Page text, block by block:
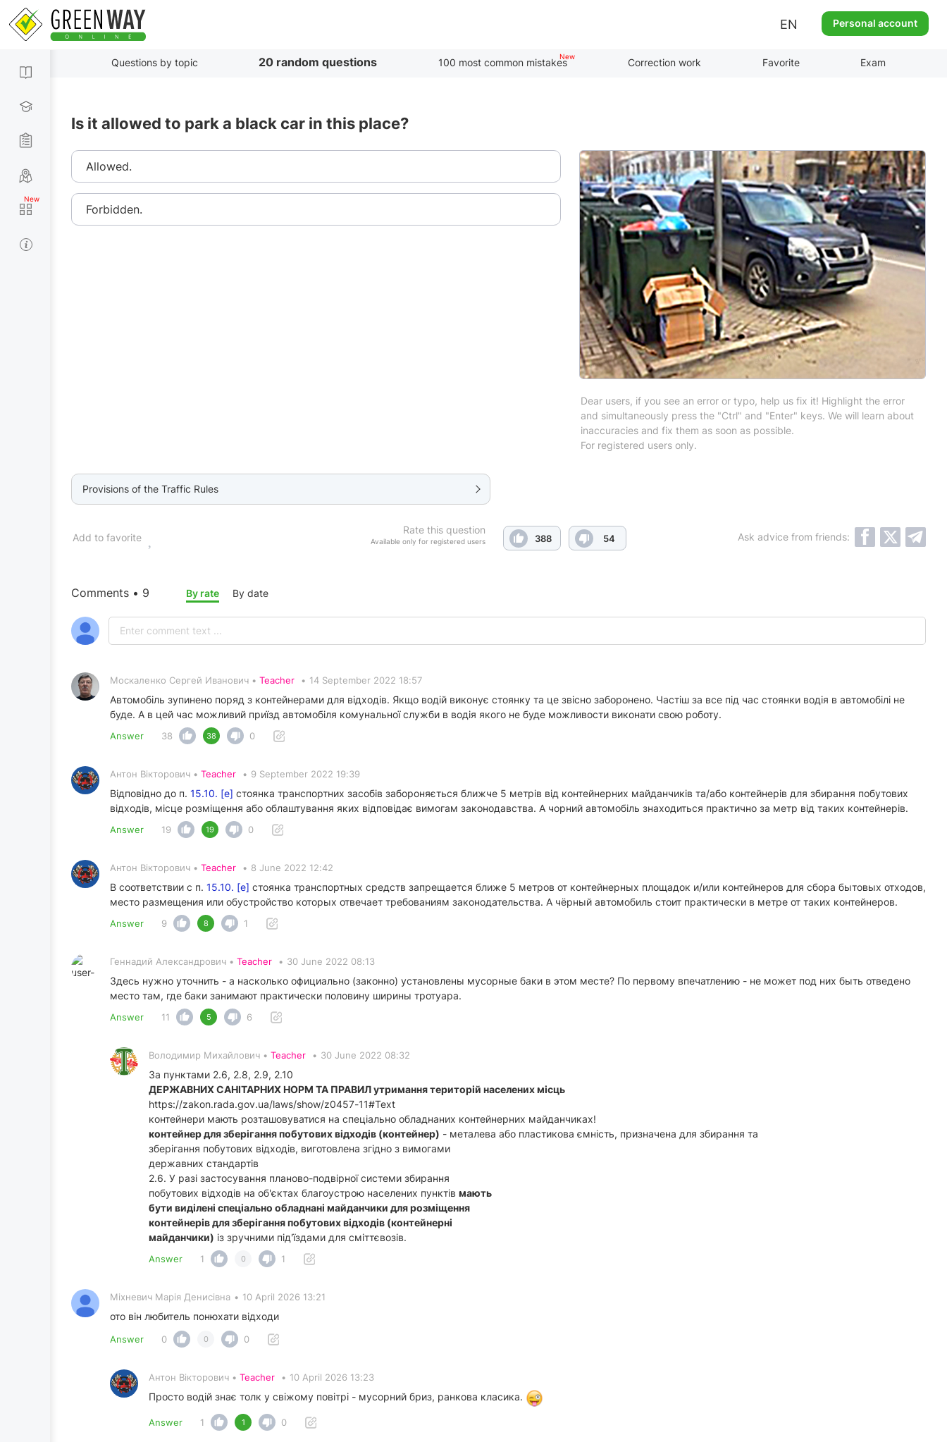
EN Personal account
Questions by topic 20 random questions 100 most common mistakes Correction work Favorite Exam
Is it allowed to park a black car in this place?
Allowed.
Forbidden.
Dear users, if you see an error or typo, help us fix it! Highlight the error
and simultaneously press the "Ctrl" and "Enter" keys. We will learn about
inaccuracies and fix them as soon as possible.
For registered users only.
Provisions of the Traffic Rules
Rate this question
Available only for registered users 388 54
Add to favorite Ask advice from friends:
Comments • 9 By rate By date
Москаленко Сергей Иванович • Teacher • 14 September 2022 18:57
Автомобіль зупинено поряд з контейнерами для відходів. Якщо водій виконує стоянку та це звісно заборонено. Частіш за все під час стоянки водія в автомобілі не
буде. А в цей час можливий приїзд автомобіля комунальної служби в водія якого не буде можливости виконати свою роботу.
Answer 38 38 0
Антон Вікторович • Teacher • 9 September 2022 19:39
Відповідно до п. 15.10. [е] стоянка транспортних засобів забороняється ближче 5 метрів від контейнерних майданчиків та/або контейнерів для збирання побутових
відходів, місце розміщення або облаштування яких відповідає вимогам законодавства. А чорний автомобіль знаходиться практично за метр від таких контейнерів.
Answer 19 19 0
Антон Вікторович • Teacher • 8 June 2022 12:42
В соответствии с п. 15.10. [е] стоянка транспортных средств запрещается ближе 5 метров от контейнерных площадок и/или контейнеров для сбора бытовых отходов,
место размещения или обустройство которых отвечает требованиям законодательства. А чёрный автомобиль стоит практически в метре от таких контейнеров.
Answer 9 8 1
Геннадий Александрович • Teacher • 30 June 2022 08:13
Здесь нужно уточнить - а насколько официально (законно) установлены мусорные баки в этом месте? По первому впечатлению - не может под них быть отведено
место там, где баки занимают практически половину ширины тротуара.
Answer 11 5 6
Володимир Михайлович • Teacher • 30 June 2022 08:32
За пунктами 2.6, 2.8, 2.9, 2.10
ДЕРЖАВНИХ САНІТАРНИХ НОРМ ТА ПРАВИЛ утримання територій населених місць
https://zakon.rada.gov.ua/laws/show/z0457-11#Text
контейнери мають розташовуватися на спеціально обладнаних контейнерних майданчиках!
контейнер для зберігання побутових відходів (контейнер) - металева або пластикова ємність, призначена для збирання та
зберігання побутових відходів, виготовлена згідно з вимогами
державних стандартів
2.6. У разі застосування планово-подвірної системи збирання
побутових відходів на об'єктах благоустрою населених пунктів мають
бути виділені спеціально обладнані майданчики для розміщення
контейнерів для зберігання побутових відходів (контейнерні
майданчики) із зручними під'їздами для сміттєвозів.
Answer 1 0 1
Міхневич Марія Денисівна • 10 April 2026 13:21
ото він любитель понюхати відходи
Answer 0 0 0
Антон Вікторович • Teacher • 10 April 2026 13:23
Просто водій знає толк у свіжому повітрі - мусорний бриз, ранкова класика.
Answer 1 1 0